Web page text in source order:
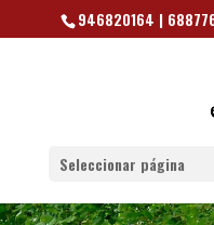
946820164 |
Seleccionar página